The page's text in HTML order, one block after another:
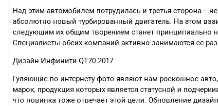
Над этим автомобилем потрудилась и третья сторона –
абсолютно новый турбированный двигатель. На этом
следующим их общим творением станет принципиально
Специалисты обеих компаний активно занимаются ее
Дизайн Инфинити QT70 2017
Гуляющие по интернету фото являют нам роскошное
марок, продукция которых является статусной и
что новинка тоже отвечает этой цели. Обновление